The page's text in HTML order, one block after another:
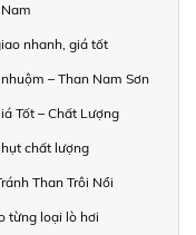
nhanh, giá tốt
– Than Nam Sơn
Tốt – Chất Lượng
chất lượng
Than Trôi Nổi
từng loại lò hơi